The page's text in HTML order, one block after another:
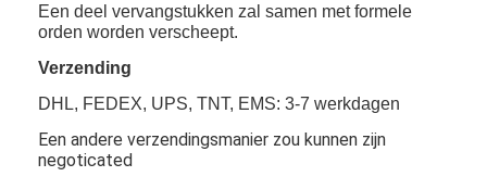
Draagbare Retroreflectometer
Retro Weerspiegelende Noteringen
Een deel vervangstukken zal samen met formele
orden worden verscheept.
Verzending
DHL, FEDEX, UPS, TNT, EMS: 3-7 werkdagen
Een andere verzendingsmanier zou kunnen zijn
negoticated